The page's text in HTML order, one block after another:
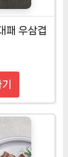
패 우삼겹